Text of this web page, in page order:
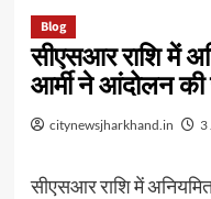
Blog
सीएसआर राशि में
आर्मी ने आंदोलन की
citynewsjharkhand.in 3
सीएसआर राशि में